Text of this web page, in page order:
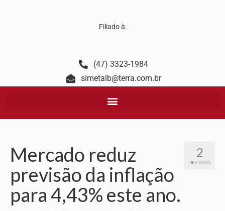
Filiado à:
(47) 3323-1984
simetalb@terra.com.br
2
DEZ 2025
Mercado reduz
previsão da inflação
para 4,43% este ano.